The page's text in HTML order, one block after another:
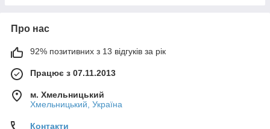
Про нас
92% позитивних з 13 відгуків за рік
Працює з 07.11.2013
м. Хмельницький
Хмельницький, Україна
Контакти